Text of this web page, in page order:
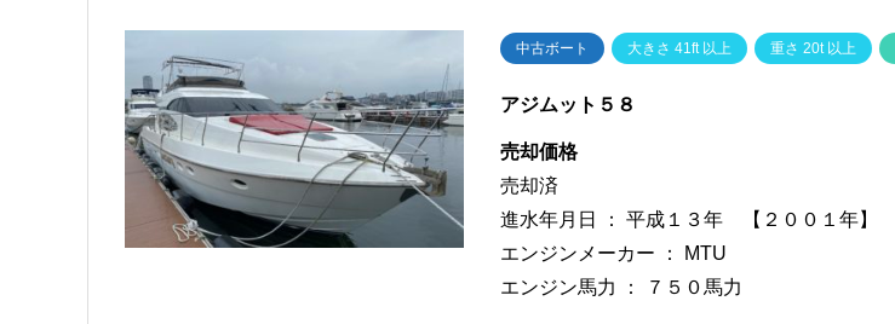
中古ボート 大きさ 41ft 以上 重さ 20t 以上
アジムット５８
売却価格
売却済
進水年月日 ：平成１３年 【２００１年】
エンジンメーカー ：
MTU
エンジン馬力 ：
７５０馬力